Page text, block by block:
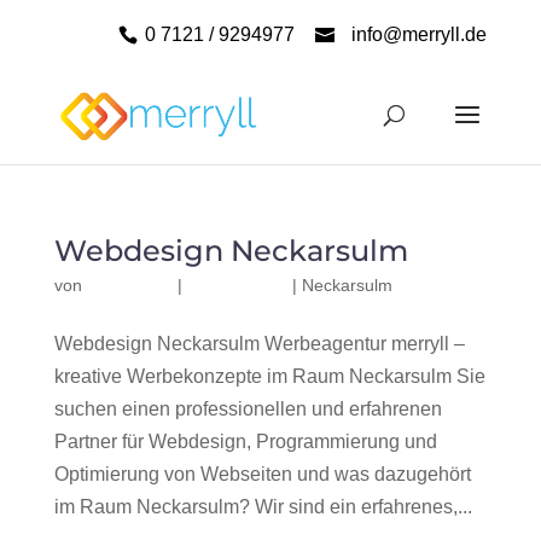
0 7121 / 9294977 info@merryll.de
Webdesign Neckarsulm
von | | Neckarsulm
Webdesign Neckarsulm Werbeagentur merryll –
kreative Werbekonzepte im Raum Neckarsulm Sie
suchen einen professionellen und erfahrenen
Partner für Webdesign, Programmierung und
Optimierung von Webseiten und was dazugehört
im Raum Neckarsulm? Wir sind ein erfahrenes,...